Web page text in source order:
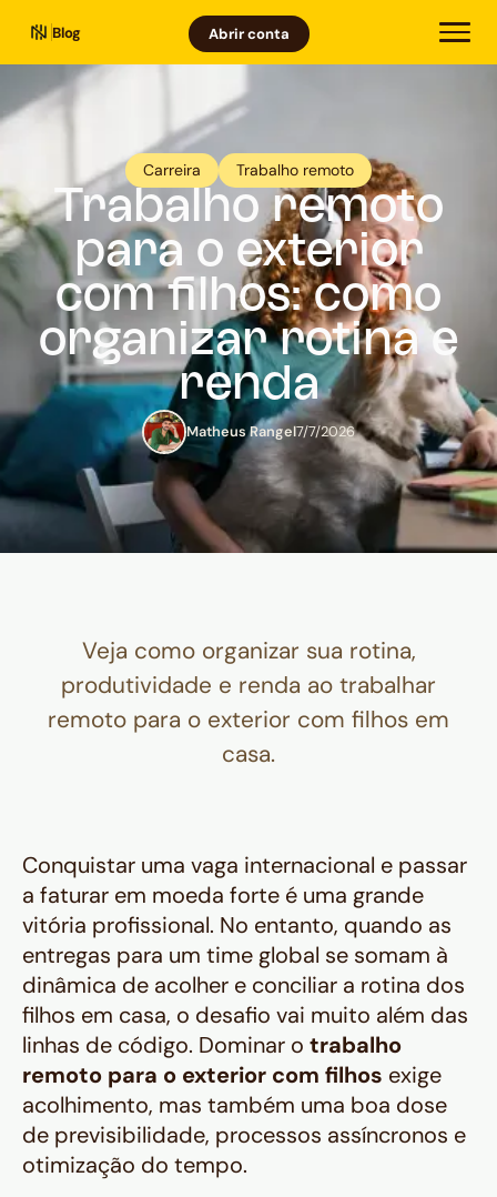
Blog Abrir conta
Carreira Trabalho remoto
Trabalho remoto
para o exterior
com filhos: como
organizar rotina e
renda
Matheus Rangel7/7/2026
Veja como organizar sua rotina,
produtividade e renda ao trabalhar
remoto para o exterior com filhos em
casa.
Conquistar uma vaga internacional e passar
a faturar em moeda forte é uma grande
vitória profissional. No entanto, quando as
entregas para um time global se somam à
dinâmica de acolher e conciliar a rotina dos
filhos em casa, o desafio vai muito além das
linhas de código. Dominar o trabalho
remoto para o exterior com filhos exige
acolhimento, mas também uma boa dose
de previsibilidade, processos assíncronos e
otimização do tempo.